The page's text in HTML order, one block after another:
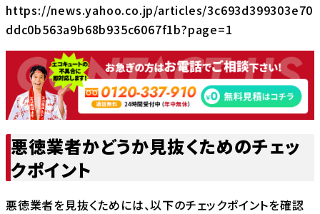
https://news.yahoo.co.jp/articles/3c693d399303e70
ddc0b563a9b68b935c6067f1b?page=1
悪徳業者かどうか見抜くためのチェッ
クポイント
悪徳業者を見抜くためには、以下のチェックポイントを確認